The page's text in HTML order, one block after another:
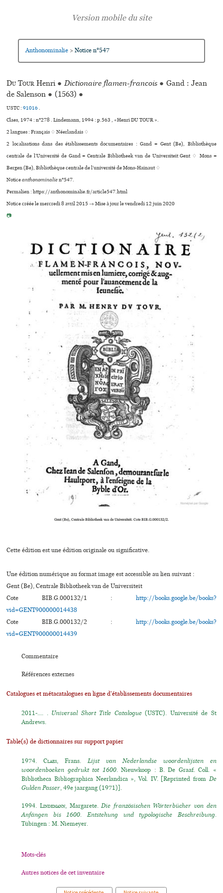
Anthonominalie > Notice n°547
Du Tour Henri ● Dictionaire flamen-francois ● Gand : Jean
de Salenson ● (1563) ●
USTC :91016.
Claes, 1974 : n°278 . Lindemann, 1994 : p.563 , «Henri DU TOUR ».
2 langues :Français ♢Néerlandais ♢
2 localisations dans des établissements documentaires : Gand = Gent (Be), Bibliothèque
centrale de l’Université de Gand = Centrale Bibliotheek van de Universiteit Gent ♢ Mons =
Bergen (Be), Bibliothèque cen­trale de l’uni­ver­sité de Mons-Hainaut ♢
Noticeanthonominalien°547.
Permalien : https://anthonominalie.fr/article547.html
Notice créée le mercredi 8 avril 2015 → Mise à jour le vendredi 12 juin 2020
📷
Gent (Be), Centrale Bibliotheek van de Universiteit. Cote BIB.G.000132/2.
Cette édition est une édition originale ou significative.
Une édition numérique au format image est accessible au lien suivant :
Gent (Be), Centrale Bibliotheek van de Universiteit
Cote BIB.G.000132/1 : http://books.google.be/books?
vid=GENT900000014438
Cote BIB.G.000132/2 : http://books.google.be/books?
vid=GENT900000014439
Commentaire
Références externes
Catalogues et métacatalogues en ligne d'établissements documentaires
2011-.... . Universal Short Title Catalogue(USTC). Université de St
Andrews.
Table(s) de dictionnaires sur support papier
1974.Claes, Frans.Lijst van Nederlandse woordenlijsten en
woordenboeken gedrukt tot 1600.Nieuwkoop : B. De Graaf. Coll. «
Bibliotheca Bibliographica Neerlandica », Vol. IV. [Reprinted fromDe
Gulden Passer, 49e jaargang (1971)].
1994.Lindemann, Margarete.Die französischen Wörterbücher von den
Anfängen bis 1600. Entstehung und typologische Beschreibung.
Tübingen : M. Niemeyer.
Mots-clés
Autres notices de cet inventaire